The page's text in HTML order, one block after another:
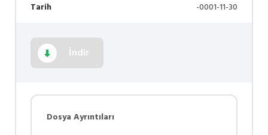
Tarih -0001-11-30
İndir
Dosya Ayrıntıları